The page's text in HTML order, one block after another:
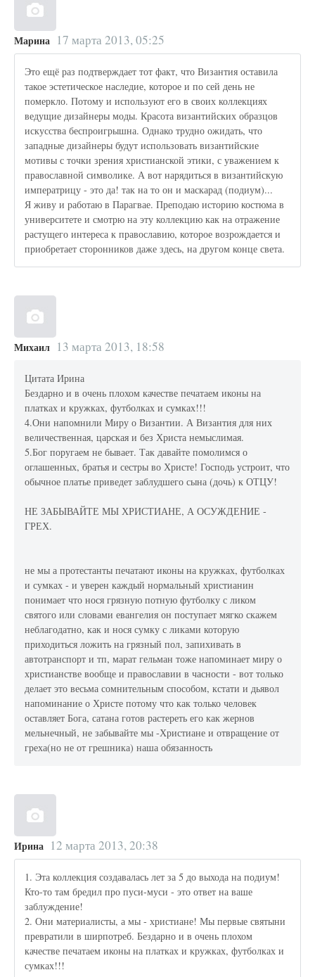
Марина 17 марта 2013, 05:25
Это ещё раз подтверждает тот факт, что Византия оставила
такое эстетическое наследие, которое и по сей день не
померкло. Потому и используют его в своих коллекциях
ведущие дизайнеры моды. Красота византийских образцов
искусства беспроигрышна. Однако трудно ожидать, что
западные дизайнеры будут использовать византийские
мотивы с точки зрения христианской этики, с уважением к
православной символике. А вот нарядиться в византийскую
императрицу - это да! так на то он и маскарад (подиум)...
Я живу и работаю в Парагвае. Преподаю историю костюма в
университете и смотрю на эту коллекцию как на отражение
растущего интереса к православию, которое возрождается и
приобретает сторонников даже здесь, на другом конце света.
Михаил 13 марта 2013, 18:58
Цитата Ирина
Бездарно и в очень плохом качестве печатаем иконы на
платках и кружках, футболках и сумках!!!
4.Они напомнили Миру о Византии. А Византия для них
величественная, царская и без Христа немыслимая.
5.Бог поругаем не бывает. Так давайте помолимся о
оглашенных, братья и сестры во Христе! Господь устроит, что
обычное платье приведет заблудшего сына (дочь) к ОТЦУ!
НЕ ЗАБЫВАЙТЕ МЫ ХРИСТИАНЕ, А ОСУЖДЕНИЕ -
ГРЕХ.
не мы а протестанты печатают иконы на кружках, футболках
и сумках - и уверен каждый нормальный христианин
понимает что нося грязную потную футболку с ликом
святого или словами евангелия он поступает мягко скажем
неблагодатно, как и нося сумку с ликами которую
приходиться ложить на грязный пол, запихивать в
автотранспорт и тп, марат гельман тоже напоминает миру о
христианстве вообще и православии в часности - вот только
делает это весьма сомнительным способом, кстати и дьявол
напоминание о Христе потому что как только человек
оставляет Бога, сатана готов растереть его как жернов
мельнечный, не забывайте мы -Христиане и отвращение от
греха(но не от грешника) наша обязанность
Ирина 12 марта 2013, 20:38
1. Эта коллекция создавалась лет за 5 до выхода на подиум!
Кто-то там бредил про пуси-муси - это ответ на ваше
заблуждение!
2. Они материалисты, а мы - христиане! Мы первые святыни
превратили в ширпотреб. Бездарно и в очень плохом
качестве печатаем иконы на платках и кружках, футболках и
сумках!!!